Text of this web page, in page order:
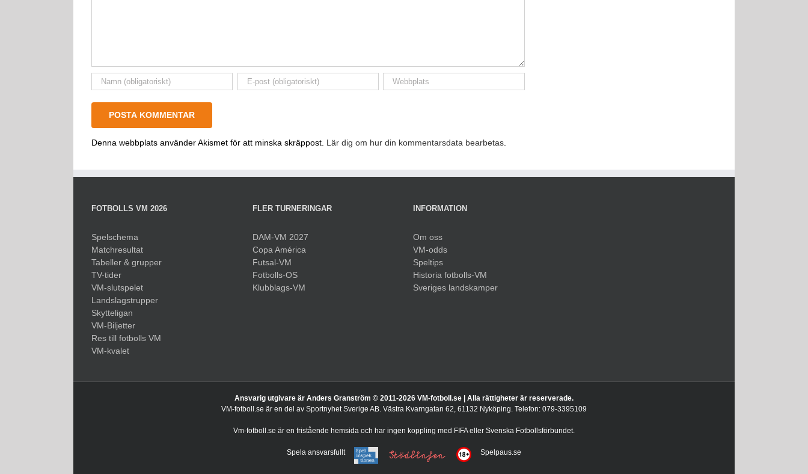
Denna webbplats använder Akismet för att minska skräppost. Lär dig om hur din kommentarsdata bearbetas
FOTBOLLS VM 2026
Spelschema
Matchresultat
Tabeller & grupper
TV-tider
VM-slutspelet
Landslagstrupper
Skytteligan
VM-Biljetter
Res till fotbolls VM
VM-kvalet
FLER TURNERINGAR
DAM-VM 2027
Copa América
Futsal-VM
Fotbolls-OS
Klubblags-VM
INFORMATION
Om oss
VM-odds
Speltips
Historia fotbolls-VM
Sveriges landskamper
Ansvarig utgivare är Anders Granström © 2011-2026 VM-fotboll.se | Alla rättigheter är reserverade.
VM-fotboll.se är en del av Sportnyhet Sverige AB. Västra Kvarngatan 62, 61132 Nyköping. Telefon: 079-3395109
Vm-fotboll.se är en fristående hemsida och har ingen koppling med FIFA eller Svenska Fotbollsförbundet.
Spela ansvarsfullt Spelpaus.se